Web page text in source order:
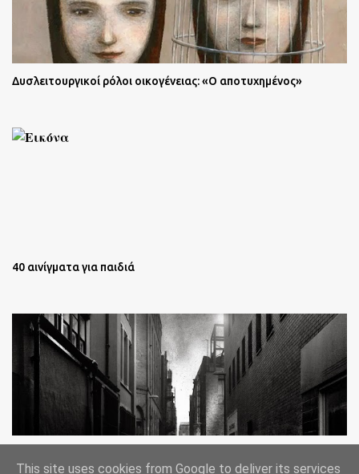
Δυσλειτουργικοί ρόλοι οικογένειας: «Ο αποτυχημένος»
40 αινίγματα για παιδιά
This site uses cookies from Google to deliver its services